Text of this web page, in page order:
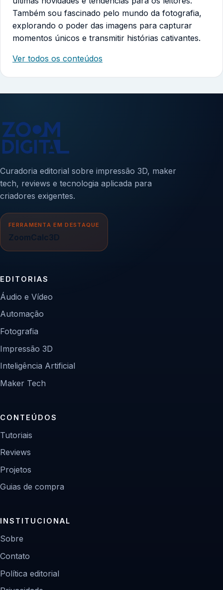
Também sou fascinado pelo mundo da fotografia,
explorando o poder das imagens para capturar
momentos únicos e transmitir histórias cativantes.
Ver todos os conteúdos
Curadoria editorial sobre impressão 3D, maker
tech, reviews e tecnologia aplicada para
criadores exigentes.
FERRAMENTA EM DESTAQUE
ZoomCalc3D
EDITORIAS
Áudio e Vídeo
Automação
Fotografia
Impressão 3D
Inteligência Artificial
Maker Tech
CONTEÚDOS
Tutoriais
Reviews
Projetos
Guias de compra
INSTITUCIONAL
Sobre
Contato
Política editorial